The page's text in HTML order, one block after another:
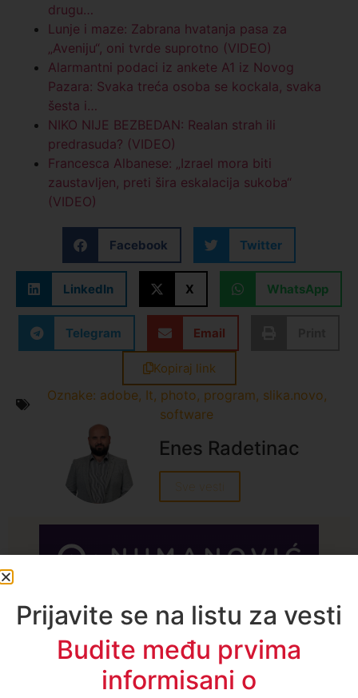
drugu…
Lunje i maze: Zabrana hvatanja pasa za
„Aveniju“, oni tvrde suprotno (VIDEO)
Alarmantni podaci iz ankete A1 iz Novog
Pazara: Svaka treća osoba se kockala, svaka
šesta i…
NIKO NIJE BEZBEDAN: Realan strah ili
predrasuda? (VIDEO)
Francesca Albanese: „Izrael mora biti
zaustavljen, preti šira eskalacija sukoba“
(VIDEO)
Facebook Twitter
LinkedIn X WhatsApp
Telegram Email
Kopiraj link
Oznake: adobe, It, photo, program, slika.novo,
software
Enes Radetinac
Sve vesti
A1TV - Društvene mreže
Prijavite se na listu za vesti
Budite među prvima